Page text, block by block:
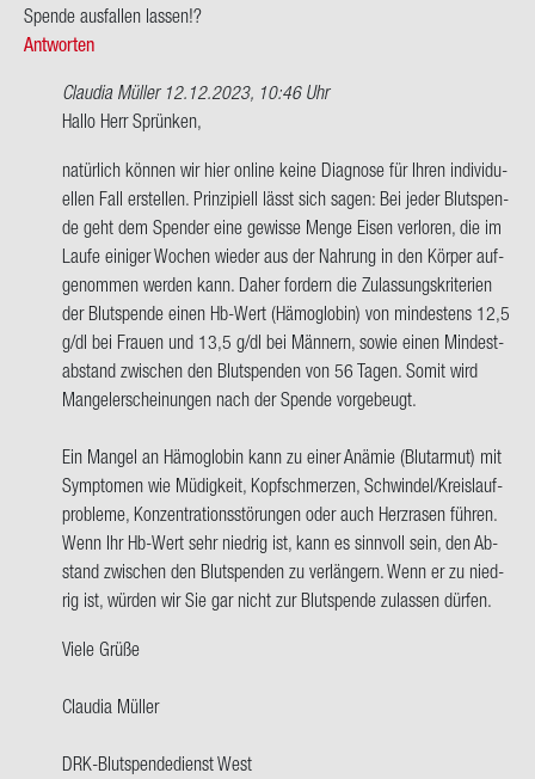
Spen­de aus­fal­len las­sen!?
Antworten
Claudia Müller12.12.2023, 10:46 Uhr
Ant­
auf
Ich
hab
AB+
und
geh
so
oft…
von
Sprün­
ken
Hallo Herr Sprün­ken,
na­tür­lich kön­nen wir hier on­line keine Dia­gno­se für Ihren in­di­vi­du­
el­len Fall er­stel­len. Prin­zi­pi­ell lässt sich sagen: Bei jeder Blut­spen­
de geht dem Spen­der eine ge­wis­se Menge Eisen ver­lo­ren, die im
Laufe ei­ni­ger Wo­chen wie­der aus der Nah­rung in den Kör­per auf­
ge­nom­men wer­den kann. Daher for­dern die Zu­las­sungs­kri­te­ri­en
der Blut­spen­de einen Hb-​Wert (Hä­mo­glo­bin) von min­des­tens 12,5
g/dl bei Frau­en und 13,5 g/dl bei Män­nern, sowie einen Min­dest­
ab­stand zwi­schen den Blut­spen­den von 56 Tagen. Somit wird
Man­gel­er­schei­nun­gen nach der Spen­de vor­ge­beugt.
Ein Man­gel an Hä­mo­glo­bin kann zu einer An­ämie (Blut­ar­mut) mit
Sym­pto­men wie Mü­dig­keit, Kopf­schmer­zen, Schwin­del/Kreis­lauf­
pro­ble­me, Kon­zen­tra­ti­ons­stö­run­gen oder auch Herz­ra­sen füh­ren.
Wenn Ihr Hb-​Wert sehr nied­rig ist, kann es sinn­voll sein, den Ab­
stand zwi­schen den Blut­spen­den zu ver­län­gern. Wenn er zu nied­
rig ist, wür­den wir Sie gar nicht zur Blut­spen­de zu­las­sen dür­fen.
Viele Grüße
Clau­dia Mül­ler
DRK-​Blutspendedienst West